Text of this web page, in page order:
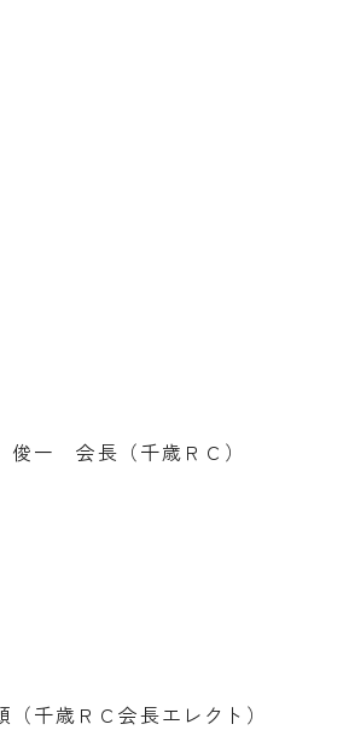
一 会長（千歳ＲＣ）
歳ＲＣ会長エレクト）